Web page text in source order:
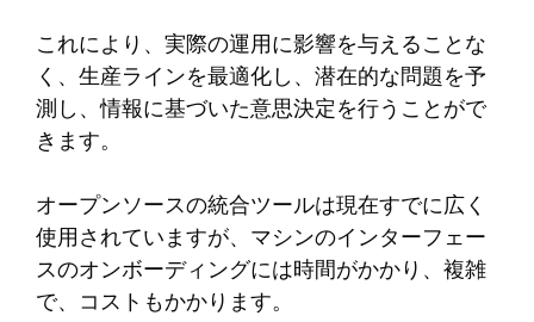
これにより、実際の運用に影響を与えることな
く、生産ラインを最適化し、潜在的な問題を予
測し、情報に基づいた意思決定を行うことがで
きます。
オープンソースの統合ツールは現在すでに広く
使用されていますが、マシンのインターフェー
スのオンボーディングには時間がかかり、複雑
で、コストもかかります。